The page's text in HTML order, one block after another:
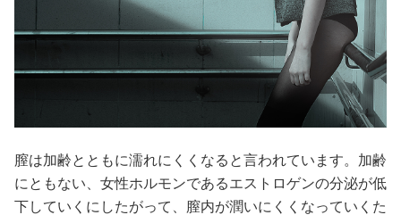
膣は加齢とともに濡れにくくなると言われています。加齢
にともない、女性ホルモンであるエストロゲンの分泌が低
下していくにしたがって、膣内が潤いにくくなっていくた